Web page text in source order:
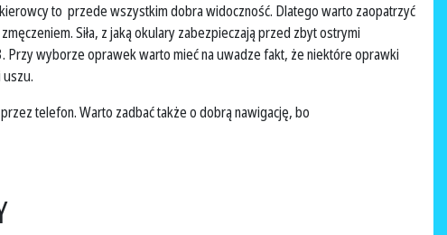
to przede wszystkim dobra widoczność. Dlatego warto zaopatrzyć
Siła, z jaką okulary zabezpieczają przed zbyt ostrymi
Przy wyborze oprawek warto mieć na uwadze fakt, że niektóre oprawki
telefon. Warto zadbać także o dobrą nawigację, bo